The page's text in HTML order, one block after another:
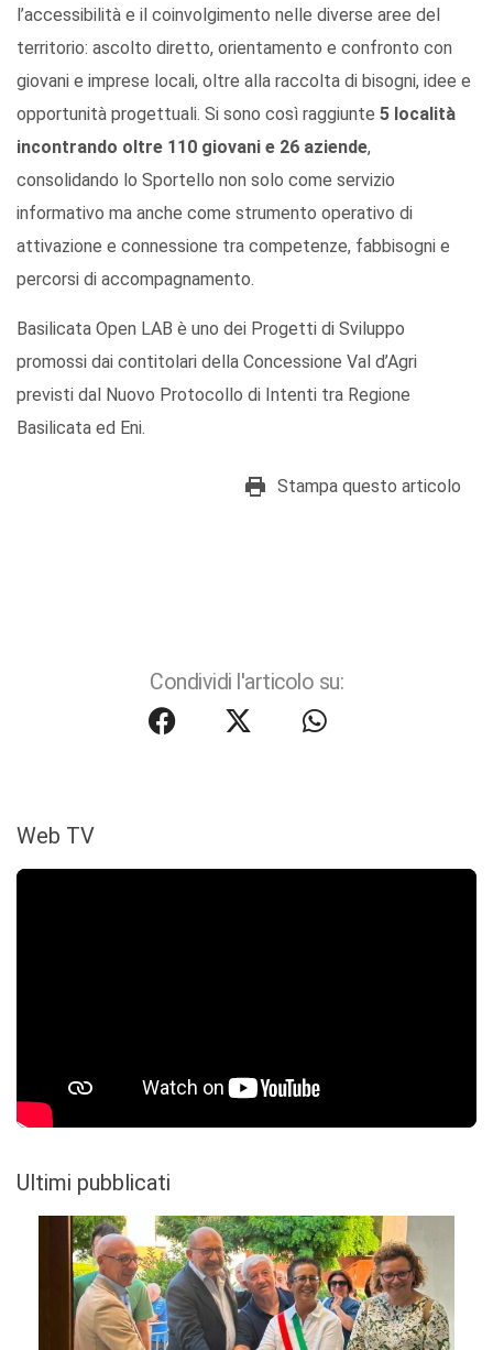
l’accessibilità e il coinvolgimento nelle diverse aree del
territorio: ascolto diretto, orientamento e confronto con
giovani e imprese locali, oltre alla raccolta di bisogni, idee e
opportunità progettuali. Si sono così raggiunte 5 località
incontrando oltre 110 giovani e 26 aziende,
consolidando lo Sportello non solo come servizio
informativo ma anche come strumento operativo di
attivazione e connessione tra competenze, fabbisogni e
percorsi di accompagnamento.
Basilicata Open LAB è uno dei Progetti di Sviluppo
promossi dai contitolari della Concessione Val d’Agri
previsti dal Nuovo Protocollo di Intenti tra Regione
Basilicata ed Eni.
Stampa questo articolo
Condividi l'articolo su:
Web TV
Ultimi pubblicati